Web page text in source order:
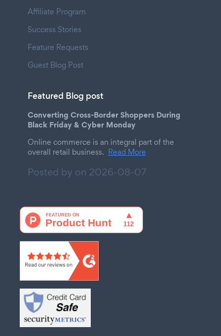
Affiliate Program
Success Stories
Feature Requests
Guest Blog Post
Featured Blog post
Converting Cross-Border Shoppers During
Black Friday & Cyber Monday
Online commerce is an integral part of the
overall retail business. Read More
Posted by on 2026-08-07